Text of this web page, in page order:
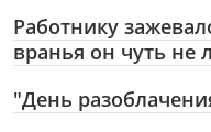
Работнику
вранья он чуть не
"День